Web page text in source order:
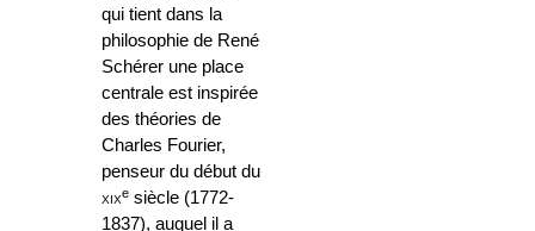
qui tient dans la
philosophie de René
Schérer une place
centrale est inspirée
des théories de
Charles Fourier,
penseur du début du
xixe siècle (1772-
1837), auquel il a